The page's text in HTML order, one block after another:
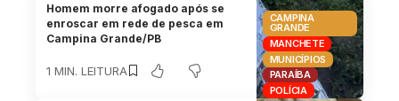
CAMPINA
GRANDE
MANCHETE
MUNICÍPIOS
PARAÍBA
POLÍCIA
Homem morre afogado após se
enroscar em rede de pesca em
Campina Grande/PB
1 MIN. LEITURA